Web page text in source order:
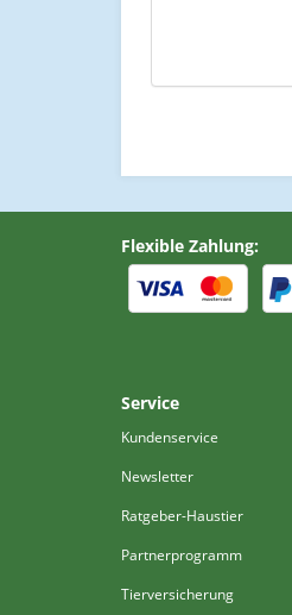
Flexible Zahlung:
Service
Kundenservice
Newsletter
Ratgeber-Haustier
Partnerprogramm
Tierversicherung